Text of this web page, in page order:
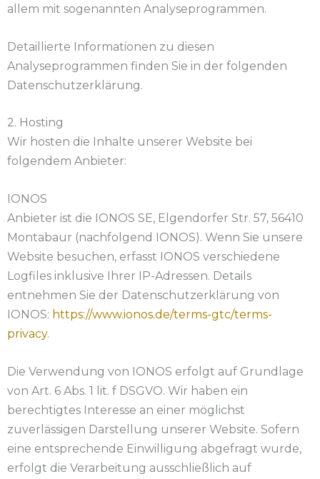
allem mit sogenannten Analyseprogrammen.
Detaillierte Informationen zu diesen
Analyseprogrammen finden Sie in der folgenden
Datenschutzerklärung.
2. Hosting
Wir hosten die Inhalte unserer Website bei
folgendem Anbieter:
IONOS
Anbieter ist die IONOS SE, Elgendorfer Str. 57, 56410
Montabaur (nachfolgend IONOS). Wenn Sie unsere
Website besuchen, erfasst IONOS verschiedene
Logfiles inklusive Ihrer IP-Adressen. Details
entnehmen Sie der Datenschutzerklärung von
IONOS: https://www.ionos.de/terms-gtc/terms-
privacy.
Die Verwendung von IONOS erfolgt auf Grundlage
von Art. 6 Abs. 1 lit. f DSGVO. Wir haben ein
berechtigtes Interesse an einer möglichst
zuverlässigen Darstellung unserer Website. Sofern
eine entsprechende Einwilligung abgefragt wurde,
erfolgt die Verarbeitung ausschließlich auf